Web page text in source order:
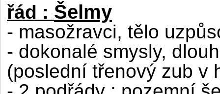
řád : Šelmy
- masožravci, tělo
- dokonalé smysly,
(poslední třenový zub v